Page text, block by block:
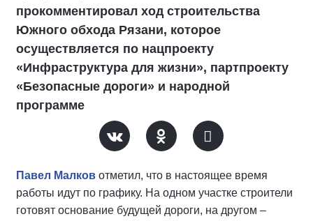
прокомментировал ход строительства
Южного обхода Рязани, которое
осуществляется по нацпроекту
«Инфраструктура для жизни», партпроекту
«Безопасные дороги» и народной
программе
Павел Малков отметил, что в настоящее время
работы идут по графику. На одном участке строители
готовят основание будущей дороги, на другом –